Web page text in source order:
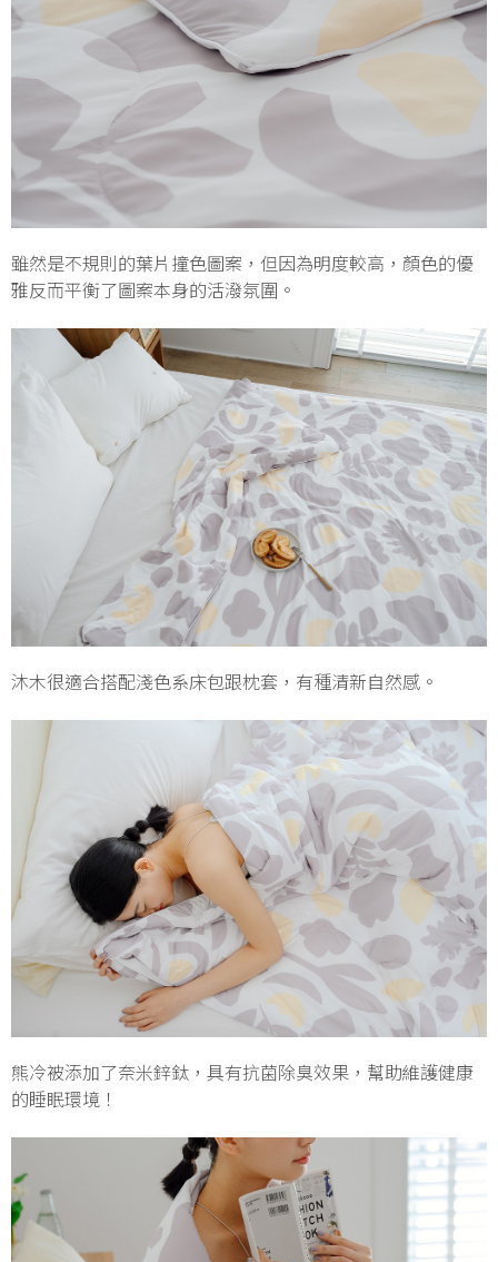
雖然是不規則的葉片撞色圖案，但因為明度較高，顏色的優
雅反而平衡了圖案本身的活潑氛圍。
沐木很適合搭配淺色系床包跟枕套，有種清新自然感。
熊冷被添加了奈米鋅鈦，具有抗菌除臭效果，幫助維護健康
的睡眠環境！